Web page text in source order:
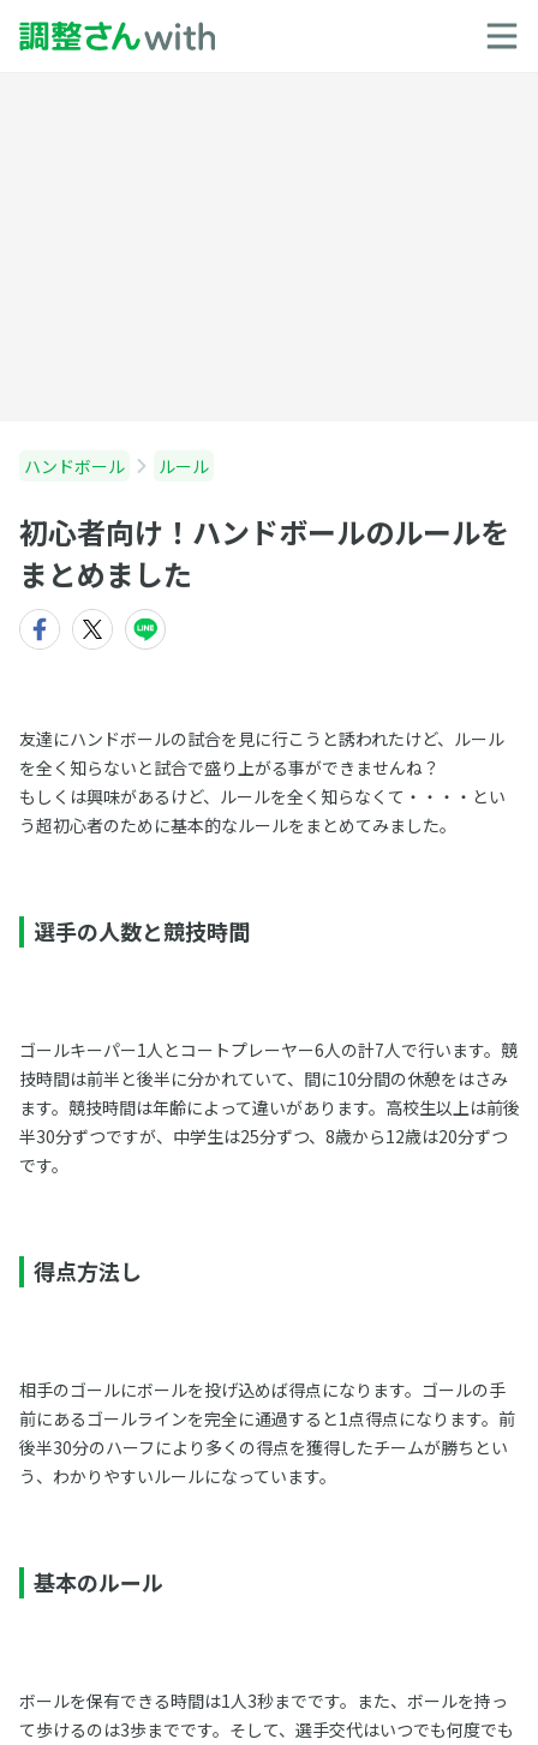
ハンドボール ルール
初心者向け！ハンドボールのルールを
まとめました
友達にハンドボールの試合を見に行こうと誘われたけど、ルール
を全く知らないと試合で盛り上がる事ができませんね？
もしくは興味があるけど、ルールを全く知らなくて・・・・とい
う超初心者のために基本的なルールをまとめてみました。
選手の人数と競技時間
ゴールキーパー1人とコートプレーヤー6人の計7人で行います。競
技時間は前半と後半に分かれていて、間に10分間の休憩をはさみ
ます。競技時間は年齢によって違いがあります。高校生以上は前後
半30分ずつですが、中学生は25分ずつ、8歳から12歳は20分ずつ
です。
得点方法し
相手のゴールにボールを投げ込めば得点になります。ゴールの手
前にあるゴールラインを完全に通過すると1点得点になります。前
後半30分のハーフにより多くの得点を獲得したチームが勝ちとい
う、わかりやすいルールになっています。
基本のルール
ボールを保有できる時間は1人3秒までです。また、ボールを持っ
て歩けるのは3歩までです。そして、選手交代はいつでも何度でも